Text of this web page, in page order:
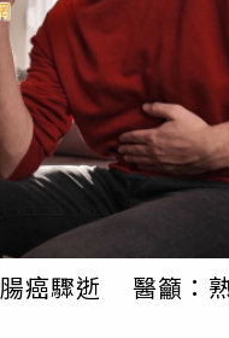
激素分泌，加速骨齡成熟
過生長激素分泌高峰，
會促進骨骺提早閉合。
用帶有香味的文具、PC
著小夜燈，可能增加環
，多種因素交互作用，
在7歲半以前、男孩在
二性徵，就應提高警覺
意孩子的飲食、睡眠與
春期徵兆提早出現，應及
免錯過治療時機，影響
癌驟逝 醫籲：